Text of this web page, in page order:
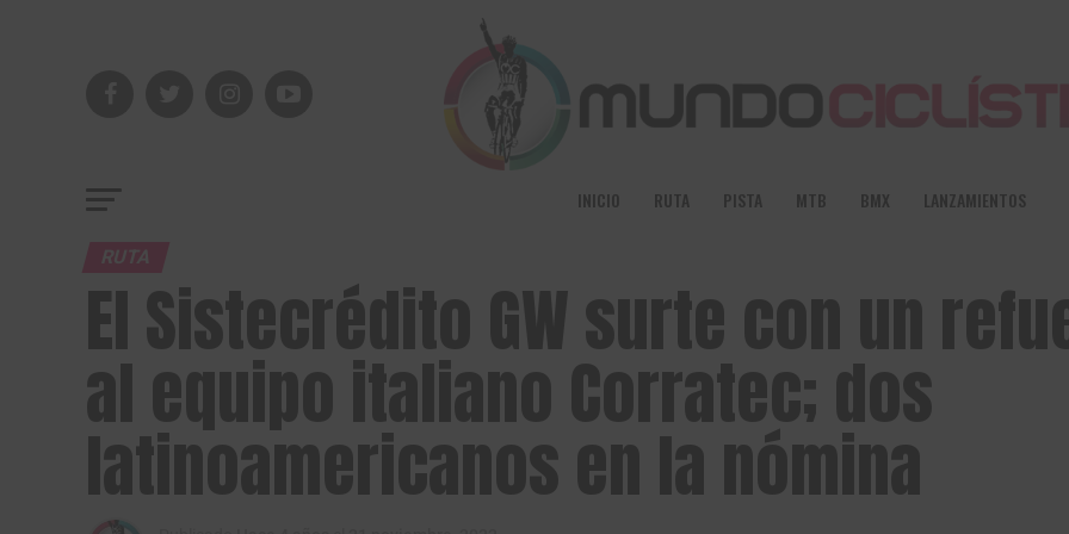
INICIO RUTA PISTA MTB BMX LANZAMIENTOS
RUTA
El Sistecrédito GW surte con un
al equipo italiano Corratec; dos
latinoamericanos en la nómina